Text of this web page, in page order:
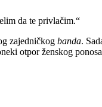
da te privlačim.“
zajedničkog banda.
otpor ženskog